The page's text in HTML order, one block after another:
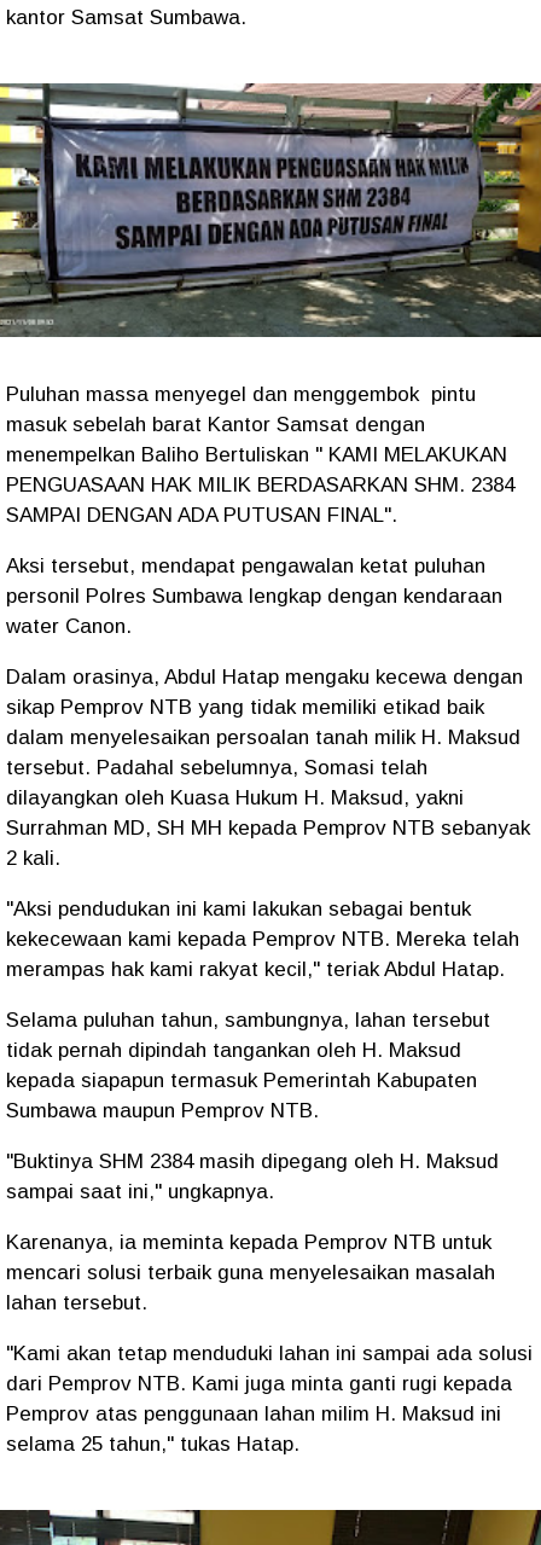
kantor Samsat Sumbawa.
Puluhan massa menyegel dan menggembok pintu
masuk sebelah barat Kantor Samsat dengan
menempelkan Baliho Bertuliskan " KAMI MELAKUKAN
PENGUASAAN HAK MILIK BERDASARKAN SHM. 2384
SAMPAI DENGAN ADA PUTUSAN FINAL".
Aksi tersebut, mendapat pengawalan ketat puluhan
personil Polres Sumbawa lengkap dengan kendaraan
water Canon.
Dalam orasinya, Abdul Hatap mengaku kecewa dengan
sikap Pemprov NTB yang tidak memiliki etikad baik
dalam menyelesaikan persoalan tanah milik H. Maksud
tersebut. Padahal sebelumnya, Somasi telah
dilayangkan oleh Kuasa Hukum H. Maksud, yakni
Surrahman MD, SH MH kepada Pemprov NTB sebanyak
2 kali.
"Aksi pendudukan ini kami lakukan sebagai bentuk
kekecewaan kami kepada Pemprov NTB. Mereka telah
merampas hak kami rakyat kecil," teriak Abdul Hatap.
Selama puluhan tahun, sambungnya, lahan tersebut
tidak pernah dipindah tangankan oleh H. Maksud
kepada siapapun termasuk Pemerintah Kabupaten
Sumbawa maupun Pemprov NTB.
"Buktinya SHM 2384 masih dipegang oleh H. Maksud
sampai saat ini," ungkapnya.
Karenanya, ia meminta kepada Pemprov NTB untuk
mencari solusi terbaik guna menyelesaikan masalah
lahan tersebut.
"Kami akan tetap menduduki lahan ini sampai ada solusi
dari Pemprov NTB. Kami juga minta ganti rugi kepada
Pemprov atas penggunaan lahan milim H. Maksud ini
selama 25 tahun," tukas Hatap.